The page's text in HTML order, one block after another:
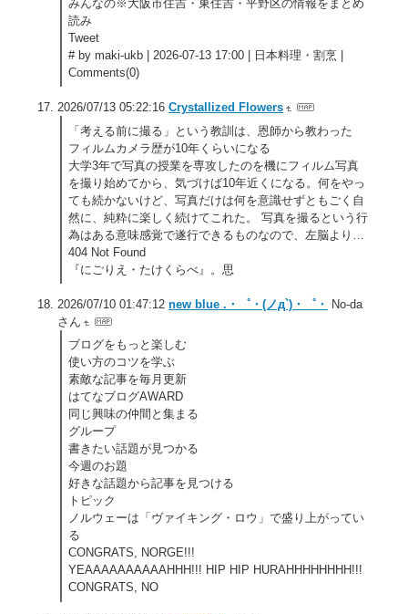
みんなの※大阪市住吉・東住吉・平野区の情報をまとめ
読み
Tweet
# by maki-ukb | 2026-07-13 17:00 | 日本料理・割烹 |
Comments(0)
2026/07/13 05:22:16 Crystallized Flowers
「考える前に撮る」という教訓は、恩師から教わった
フィルムカメラ歴が10年くらいになる
大学3年で写真の授業を専攻したのを機にフィルム写真
を撮り始めてから、気づけば10年近くになる。何をやっ
ても続かないけど、写真だけは何を意識せずともごく自
然に、純粋に楽しく続けてこれた。 写真を撮るという行
為はある意味感覚で遂行できるものなので、左脳より…
404 Not Found
『にごりえ・たけくらべ』。思
2026/07/10 01:47:12 new blue .・゜・(ノд`)・゜・
No-da
さん
ブログをもっと楽しむ
使い方のコツを学ぶ
素敵な記事を毎月更新
はてなブログAWARD
同じ興味の仲間と集まる
グループ
書きたい話題が見つかる
今週のお題
好きな話題から記事を見つける
トピック
ノルウェーは「ヴァイキング・ロウ」で盛り上がってい
る
CONGRATS, NORGE!!!
YEAAAAAAAAAAHHH!!! HIP HIP HURAHHHHHHHH!!!
CONGRATS, NO